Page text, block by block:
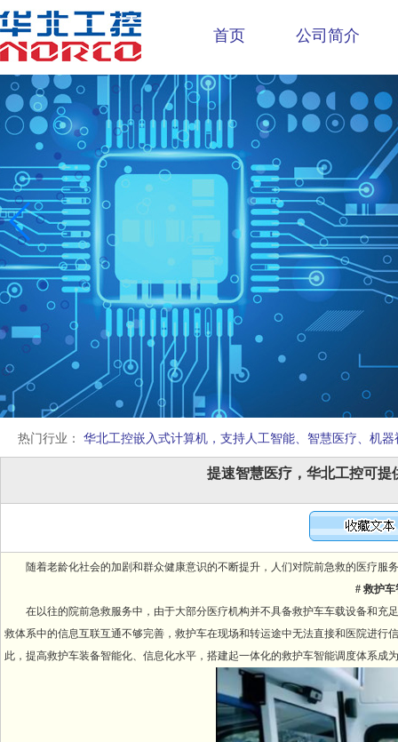
首页 公司简介
热门行业： 华北工控嵌入式计算机，支持人工智能、智慧医疗、机
提速智慧医疗，华北工控可
随着老龄化社会的加剧和群众健康意识的不断提升，人们对院前急救的医疗
# 救护
在以往的院前急救服务中，由于大部分医疗机构并不具备救护车车载设备和
救体系中的信息互联互通不够完善，救护车在现场和转运途中无法直接和医院进
此，提高救护车装备智能化、信息化水平，搭建起一体化的救护车智能调度体系成